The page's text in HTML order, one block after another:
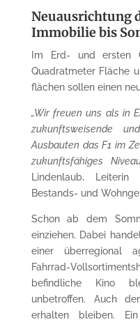
Neuausrichtung
Immobilie bis
Im Erd- und ersten
Quadratmeter Fläche
flächen sollen einen
„Wir freuen uns als in
zukunfts­weisende
Ausbauten das F1 im
zukunftsfähiges
Lindenlaub, Leiterin
Bestands- und
Schon ab dem
einziehen. Dabei
einer überregional
Fahrrad-
befindliche Kino
unbetroffen. Auch
erhalten bleiben.